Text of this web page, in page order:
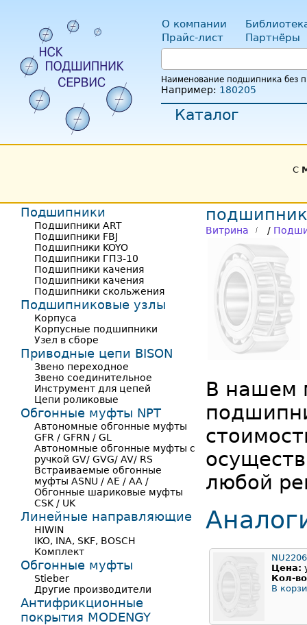
О компании
Прайс-лист
Партнёры
Наименование подшипника без
Например: 180205
Каталог
С
подшипник
Витрина /
В нашем
любой
Цена:
Кол-
В
Подшипники
Подшипники ART
Подшипники FBJ
Подшипники KOYO
Подшипники ГПЗ-10
Подшипники качения
Подшипники качения
Подшипники скольжения
Подшипниковые узлы
Корпуса
Корпусные подшипники
Узел в сборе
Приводные цепи BISON
Звено переходное
Звено соединительное
Инструмент для цепей
Цепи роликовые
Обгонные муфты NPT
Автономные обгонные муфты
GFR / GFRN / GL
Автономные обгонные муфты с
ручкой GV/ GVG/ AV/ RS
Встраиваемые обгонные
муфты ASNU / AE / AA /
Обгонные шариковые муфты
CSK / UK
Линейные направляющие
HIWIN
IKO, INA, SKF, BOSCH
Комплект
Обгонные муфты
Stieber
Другие производители
Антифрикционные
покрытия MODENGY